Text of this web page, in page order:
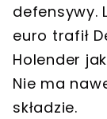
defensywy.
euro trafił
Holender
Nie ma
składzie.